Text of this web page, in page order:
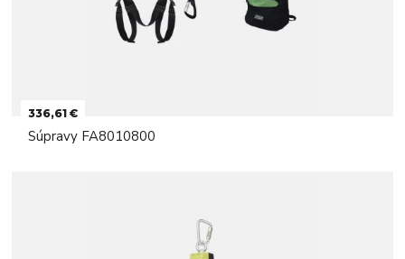
336,61 €
Súpravy FA8010800